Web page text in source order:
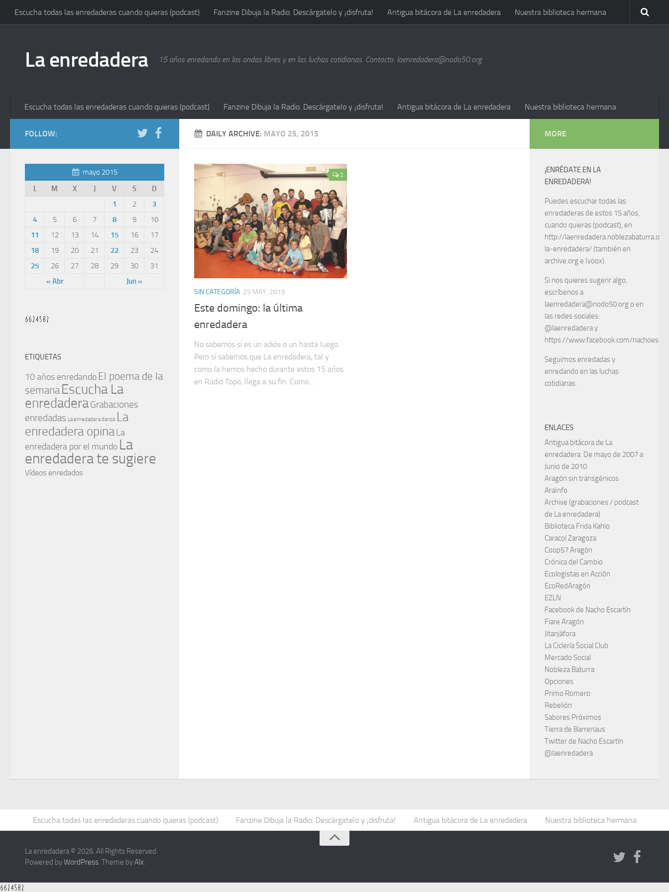
Escucha todas las enredaderas cuando quieras (podcast) Fanzine Dibuja la Radio. Descárgatelo y ¡disfruta! Antigua bitácora de La enredadera Nuestra biblioteca hermana
La enredadera 15 años enredando en las ondas libres y en las luchas cotidianas. Contacto: laenredadera@nodo50.org
Escucha todas las enredaderas cuando quieras (podcast) Fanzine Dibuja la Radio. Descárgatelo y ¡disfruta! Antigua bitácora de La enredadera Nuestra biblioteca hermana
DAILY ARCHIVE: MAYO 25, 2015
2
SIN CATEGORÍA 25 MAY, 2015
Este domingo: la última
enredadera
No sabemos si es un adiós o un hasta luego.
Pero sí sabemos que La enredadera, tal y
como la hemos hecho durante estos 15 años
en Radio Topo, llega a su fin. Como...
FOLLOW:
mayo 2015
L
M X J V S D
« Abr Jun »
1 2
3
4
5 6 7 8 9
10
11
12 13 14 15 16
17
18
19 20 21 22 23
24
25
26 27 28 29 30 31
ETIQUETAS
10 años enredando El poema de la
semana Escucha La
enredaderaGrabaciones
enredadas La enredadera danza La
enredadera opina La
enredadera por el mundo La
enredadera te sugiere
Vídeos enredados
MORE
¡ENRÉDATE EN LA
ENREDADERA!
Puedes escuchar todas las
enredaderas de estos 15 años,
cuando quieras (podcast), en
http://
la-enredadera/ (también en
archive.org e Ivoox).
Si nos quieres sugerir algo,
escríbenos a
laenredadera@nodo50.org o en
las redes sociales:
@laenredadera y
https://www.facebook.com/
Seguimos enredadas y
enredando en las luchas
cotidianas.
ENLACES
Antigua bitácora de La
enredadera. De mayo de 2007 a
Junio de 2010
Aragón sin transgénicos
AraInfo
Archive (grabaciones / podcast
de La enredadera)
Biblioteca Frida Kahlo
Caracol Zaragoza
Coop57 Aragón
Crónica del Cambio
Ecologistas en Acción
EcoRedAragón
EZLN
Facebook de Nacho Escartín
Fiare Aragón
Jitanjáfora
La Ciclería Social Club
Mercado Social
Nobleza Baturra
Opciones
Primo Romero
Rebelión
Sabores Próximos
Tierra de Barrenaus
Twitter de Nacho Escartín
@laenredadera
Escucha todas las enredaderas cuando quieras (podcast) Fanzine Dibuja la Radio. Descárgatelo y ¡disfruta! Antigua bitácora de La enredadera Nuestra biblioteca hermana
La enredadera © 2026. All Rights Reserved.
Powered byWordPress. Theme byAlx.